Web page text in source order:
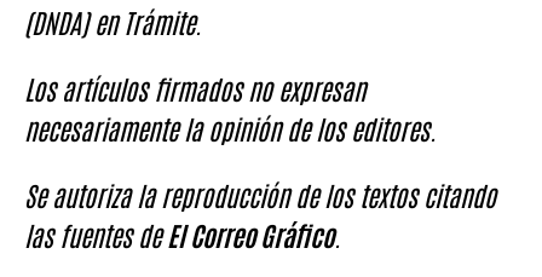
(DNDA) en Trámite.
Los artículos firmados no expresan
necesariamente la opinión de los editores.
Se autoriza la reproducción de los textos citando
las fuentes deEl Correo Gráfico.